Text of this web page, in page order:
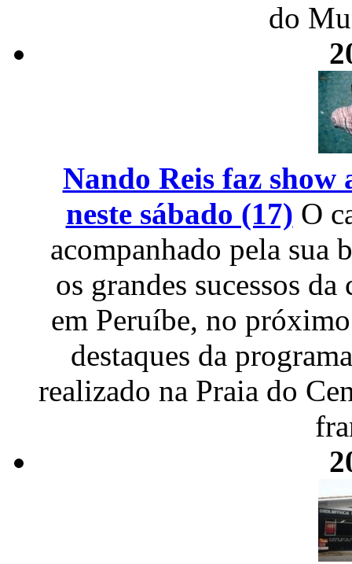
do
Nando Reis faz
neste sábado (17) O
acompanhado pela sua
os grandes sucessos
em Peruíbe, no
destaques da
realizado na Praia do